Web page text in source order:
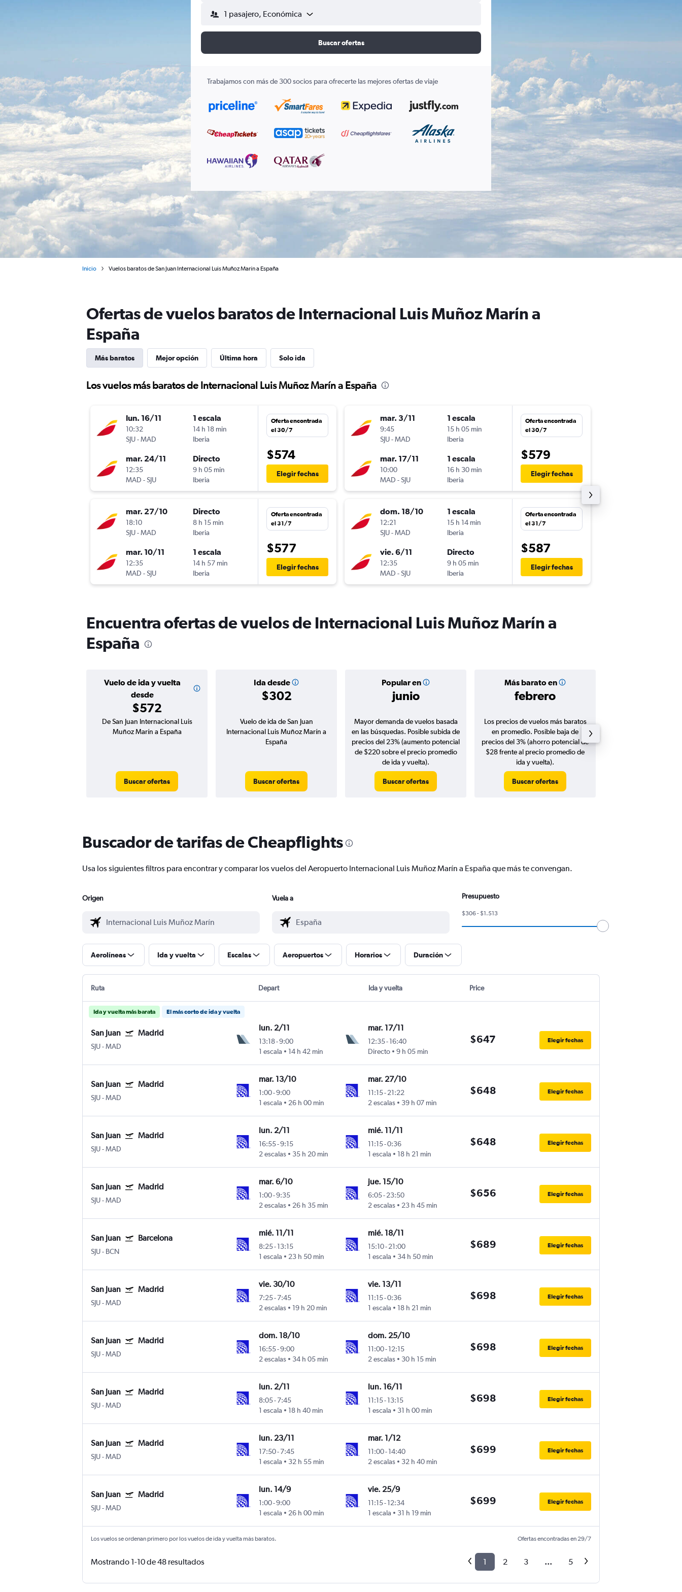
1 pasajero, Económica
Buscar ofertas
Trabajamos con más de 300 socios para ofrecerte las mejores ofertas de viaje
Inicio Vuelos baratos de San Juan Internacional Luis Muñoz Marín a España
Ofertas de vuelos baratos de Internacional Luis Muñoz Marín a
España
Más baratos Mejor opción Última hora Solo ida
Los vuelos más baratos de Internacional Luis Muñoz Marín a España
lun. 16/11
10:32
SJU-MAD
1 escala
14 h 18 min
Iberia
mar. 24/11
12:35
MAD -SJU
Directo
9 h 05 min
Iberia
Oferta encontrada
el 30/7
$574
Elegir fechas
mar. 27/10
18:10
SJU-MAD
Directo
8 h 15 min
Iberia
mar. 10/11
12:35
MAD -SJU
1 escala
14 h 57 min
Iberia
Oferta encontrada
el 31/7
$577
Elegir fechas
mar. 3/11
9:45
SJU-MAD
1 escala
15 h 05 min
Iberia
mar. 17/11
10:00
MAD -SJU
1 escala
16 h 30 min
Iberia
Oferta encontrada
el 30/7
$579
Elegir fechas
dom. 18/10
12:21
SJU-MAD
1 escala
15 h 14 min
Iberia
vie. 6/11
12:35
MAD -SJU
Directo
9 h 05 min
Iberia
Oferta encontrada
el 31/7
$587
Elegir fechas
Encuentra ofertas de vuelos de Internacional Luis Muñoz Marín a
España
Vuelo de ida y vuelta
desde
$572
Ida desde
$302
Popular en
junio
Más barato en
febrero
De San Juan Internacional Luis
Muñoz Marín a España
Buscar ofertas
Vuelo de ida de San Juan
Internacional Luis Muñoz Marín a
España
Buscar ofertas
Mayor demanda de vuelos basada
en las búsquedas. Posible subida de
precios del 23% (aumento potencial
de $220 sobre el precio promedio
de ida y vuelta).
Buscar ofertas
Los precios de vuelos más baratos
en promedio. Posible baja de
precios del 3% (ahorro potencial de
$28 frente al precio promedio de
ida y vuelta).
Buscar ofertas
Buscador de tarifas de Cheapflights
Usa los siguientes filtros para encontrar y comparar los vuelos del Aeropuerto Internacional Luis Muñoz Marín a España que más te convengan.
Origen Vuela a Presupuesto
$306 - $1.513
Aerolíneas Ida y vuelta Escalas Aeropuertos Horarios Duración
Ruta Depart Ida y vuelta Price
Ida y vuelta más barata El más corto de ida y vuelta
San Juan Madrid
SJU-MAD
lun. 2/11
13:18-9:00
1 escala
14 h 42 min
mar. 17/11
12:35-16:40
Directo
9 h 05 min
$647 Elegir fechas
San Juan Madrid
SJU-MAD
mar. 13/10
1:00-9:00
1 escala
26 h 00 min
mar. 27/10
11:15-21:22
2 escalas
39 h 07 min
$648 Elegir fechas
San Juan Madrid
SJU-MAD
lun. 2/11
16:55-9:15
2 escalas
35 h 20 min
mié. 11/11
11:15-0:36
1 escala
18 h 21 min
$648 Elegir fechas
San Juan Madrid
SJU-MAD
mar. 6/10
1:00-9:35
2 escalas
26 h 35 min
jue. 15/10
6:05-23:50
2 escalas
23 h 45 min
$656 Elegir fechas
San Juan Barcelona
SJU- BCN
mié. 11/11
8:25-13:15
1 escala
23 h 50 min
mié. 18/11
15:10-21:00
1 escala
34 h 50 min
$689 Elegir fechas
San Juan Madrid
SJU-MAD
vie. 30/10
7:25-7:45
2 escalas
19 h 20 min
vie. 13/11
11:15-0:36
1 escala
18 h 21 min
$698 Elegir fechas
San Juan Madrid
SJU-MAD
dom. 18/10
16:55-9:00
2 escalas
34 h 05 min
dom. 25/10
11:00-12:15
2 escalas
30 h 15 min
$698 Elegir fechas
San Juan Madrid
SJU-MAD
lun. 2/11
8:05-7:45
1 escala
18 h 40 min
lun. 16/11
11:15-13:15
1 escala
31 h 00 min
$698 Elegir fechas
San Juan Madrid
SJU-MAD
lun. 23/11
17:50-7:45
1 escala
32 h 55 min
mar. 1/12
11:00-14:40
2 escalas
32 h 40 min
$699 Elegir fechas
San Juan Madrid
SJU-MAD
lun. 14/9
1:00-9:00
1 escala
26 h 00 min
vie. 25/9
11:15-12:34
1 escala
31 h 19 min
$699 Elegir fechas
Los vuelos se ordenan primero por los vuelos de ida y vuelta más baratos. Ofertas encontradas en 29/7
Mostrando 1-10 de 48 resultados 1 2 3 ... 5